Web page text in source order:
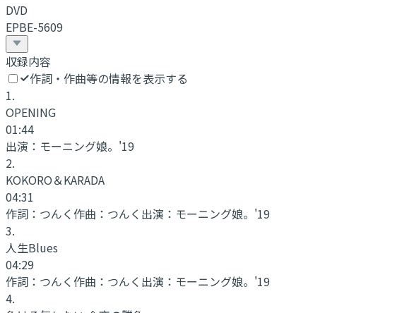
DVD
EPBE-5609
収録内容
作詞・作曲等の情報を表示する
1.
OPENING
01:44
出演： モーニング娘。'19
2.
KOKORO＆KARADA
04:31
作詞： つんく作曲： つんく 出演： モーニング娘。'19
3.
人生Blues
04:29
作詞： つんく作曲： つんく 出演： モーニング娘。'19
4.